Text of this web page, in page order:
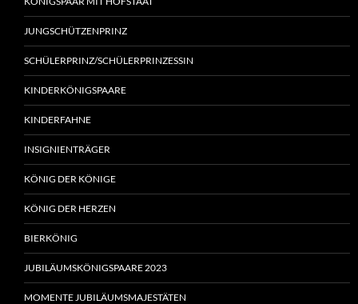
JUNGSCHÜTZENPRINZ
SCHÜLERPRINZ/SCHÜLERPRINZESSIN
KINDERKÖNIGSPAARE
KINDERFAHNE
INSIGNIENTRÄGER
KÖNIG DER KÖNIGE
KÖNIG DER HERZEN
BIERKÖNIG
JUBILÄUMSKÖNIGSPAARE 2023
MOMENTE JUBILÄUMSMAJESTÄTEN